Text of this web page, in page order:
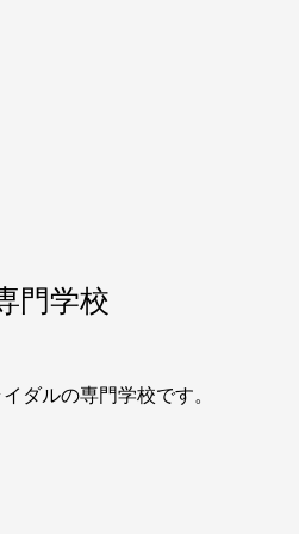
門学校
ダルの専門学校です。